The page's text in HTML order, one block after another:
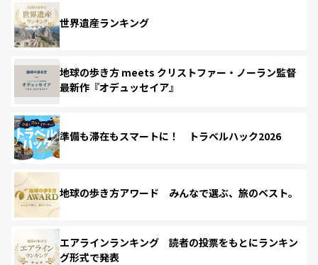
世界遺産ランキング
地球の歩き方 meets クリストファー・ノーラン監督
最新作『オデュッセイア』
準備も滞在もスマートに！ トラベルハック2026
地球の歩き方アワード みんなで選ぶ、旅のベスト。
エアラインランキング 読者の投票をもとにランキン
グ形式で発表